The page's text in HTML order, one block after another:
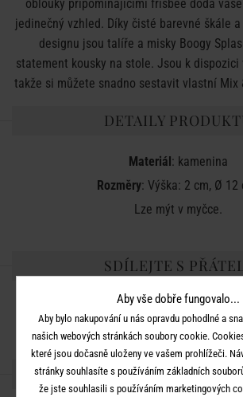
oblouky připomínajícími frisbee dodá
jedinečný vzhled. Díky čisté barevné škále
designu jsou talíře a misky Boogy
statement kousky na stole. Jsou k dispozici
takže si můžete snadno sestavit vlastní Mix
DETAILY
Materiál: kamenina
Rozměry: Výška: 2 cm, Ø 12
Lze mýt v myčce.
SDÍLEJTE S
DALŠÍ PRODUKTY ZE
Aby vše dobře fungovalo...
Aby bylo nakupování u nás opravdu pohodlné a
našich webových stránkách soubory cookie.
které jsou dočasně uloženy ve vašem prohlížeči.
stránky souhlasíte s používáním základních
že jste souhlasili s používáním marketingových